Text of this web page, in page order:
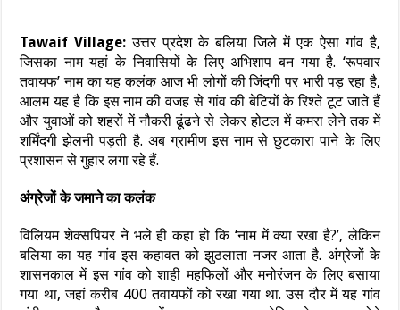
Tawaif Village: उत्तर प्रदेश के बलिया जिले में एक ऐसा गांव है,
जिसका नाम यहां के निवासियों के लिए अभिशाप बन गया है. ‘रूपवार
तवायफ’ नाम का यह कलंक आज भी लोगों की जिंदगी पर भारी पड़ रहा है,
आलम यह है कि इस नाम की वजह से गांव की बेटियों के रिश्ते टूट जाते हैं
और युवाओं को शहरों में नौकरी ढूंढने से लेकर होटल में कमरा लेने तक में
शर्मिंदगी झेलनी पड़ती है. अब ग्रामीण इस नाम से छुटकारा पाने के लिए
प्रशासन से गुहार लगा रहे हैं.
अंग्रेजों के जमाने का कलंक
विलियम शेक्सपियर ने भले ही कहा हो कि ‘नाम में क्या रखा है?’, लेकिन
बलिया का यह गांव इस कहावत को झुठलाता नजर आता है. अंग्रेजों के
शासनकाल में इस गांव को शाही महफिलों और मनोरंजन के लिए बसाया
गया था, जहां करीब 400 तवायफों को रखा गया था. उस दौर में यह गांव